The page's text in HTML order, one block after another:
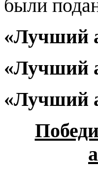
были
«Лучший
«Лучший
«Лучший